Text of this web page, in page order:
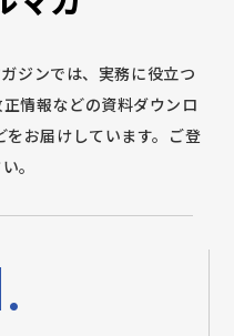
ジンでは、実務に役立つ
情報などの資料ダウンロ
をお届けしています。ご登
。